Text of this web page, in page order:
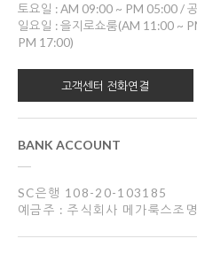
토요일 : AM 09:00 ~ PM 05:00 /
일요일 : 을지로쇼룸(AM 11:00 ~
PM 17:00)
고객센터 전화연결
BANK ACCOUNT
SC은행 108-20-103185
예금주 : 주식회사 메가룩스조명